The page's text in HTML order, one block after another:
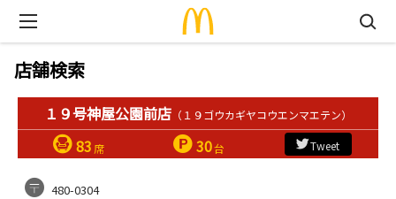
店舗検索
１９号神屋公園前店 （１９ゴウカギヤコウエンマエテン）
83 席 30台 Tweet
480-0304